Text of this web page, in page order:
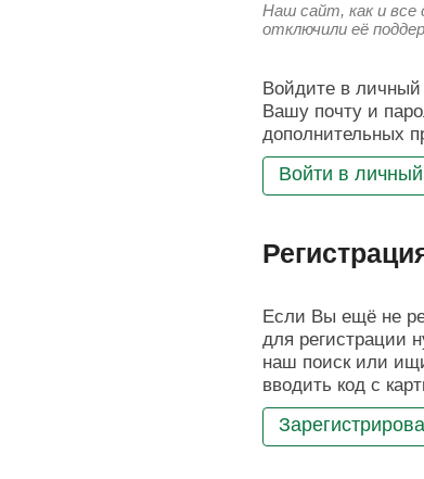
Наш сайт, как и все
отключили её
Войдите в личный
Вашу почту и
дополнительных
Войти в личный
Если Вы ещё не
для регистрации
наш поиск или
вводить код с